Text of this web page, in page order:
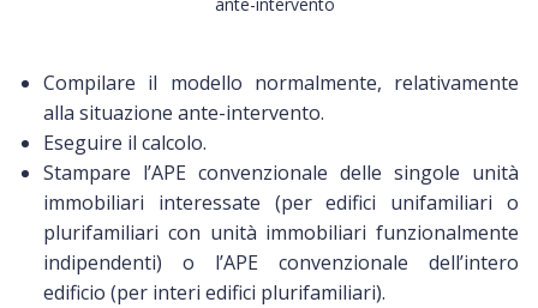
ante-intervento
Compilare il modello normalmente, relativamente
alla situazione ante-intervento.
Eseguire il calcolo.
Stampare l’APE convenzionale delle singole unità
immobiliari interessate (per edifici unifamiliari o
plurifamiliari con unità immobiliari funzionalmente
indipendenti) o l’APE convenzionale dell’intero
edificio (per interi edifici plurifamiliari).